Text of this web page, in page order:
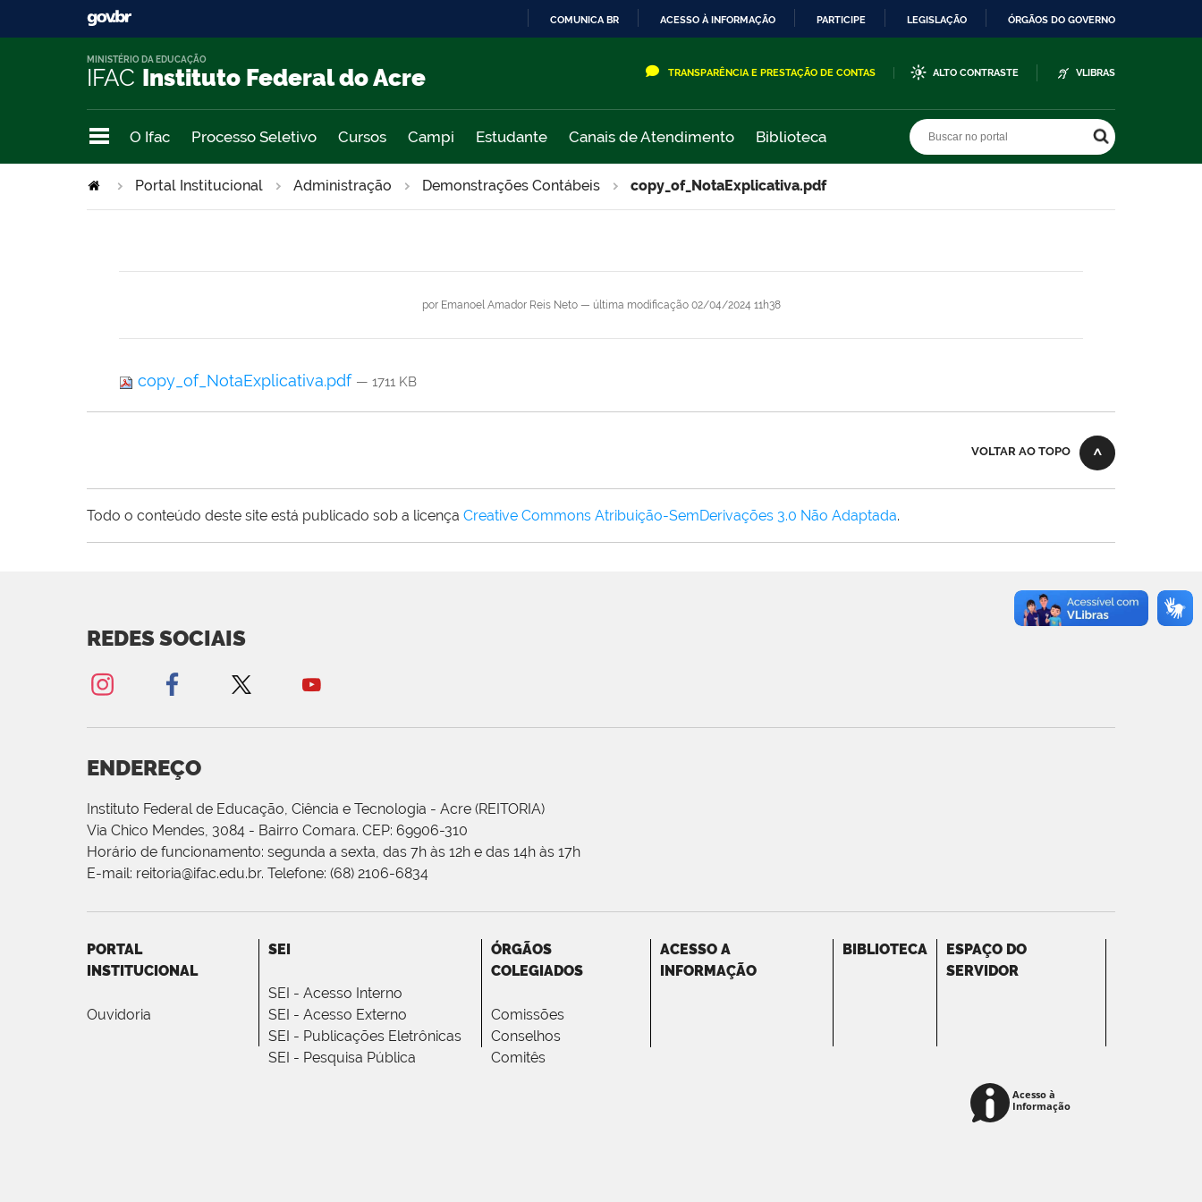
COMUNICA BR ACESSO À INFORMAÇÃO PARTICIPE LEGISLAÇÃO ÓRGÃOS DO GOVERNO
IFAC Instituto Federal do Acre
MINISTÉRIO DA EDUCAÇÃO
TRANSPARÊNCIA E PRESTAÇÃO DE CONTAS ALTO CONTRASTE VLIBRAS
O Ifac Processo Seletivo Cursos Campi Estudante Canais de Atendimento Biblioteca
Portal Institucional Administração Demonstrações Contábeis copy_of_NotaExplicativa.pdf
por Emanoel Amador Reis Neto— última modificação02/04/2024 11h38
copy_of_NotaExplicativa.pdf — 1711 KB
VOLTAR AO TOPO
Todo o conteúdo deste site está publicado sob a licença Creative Commons Atribuição-SemDerivações 3.0 Não Adaptada.
REDES SOCIAIS
ENDEREÇO
Instituto Federal de Educação, Ciência e Tecnologia - Acre (REITORIA)
Via Chico Mendes, 3084 - Bairro Comara. CEP: 69906-310
Horário de funcionamento: segunda a sexta, das 7h às 12h e das 14h às 17h
E-mail: reitoria@ifac.edu.br. Telefone: (68) 2106-6834
PORTAL
INSTITUCIONAL
Ouvidoria
SEI
SEI - Acesso Interno
SEI - Acesso Externo
SEI - Publicações Eletrônicas
SEI - Pesquisa Pública
ÓRGÃOS
COLEGIADOS
Comissões
Conselhos
Comitês
ACESSO A
INFORMAÇÃO
BIBLIOTECA
ESPAÇO DO
SERVIDOR